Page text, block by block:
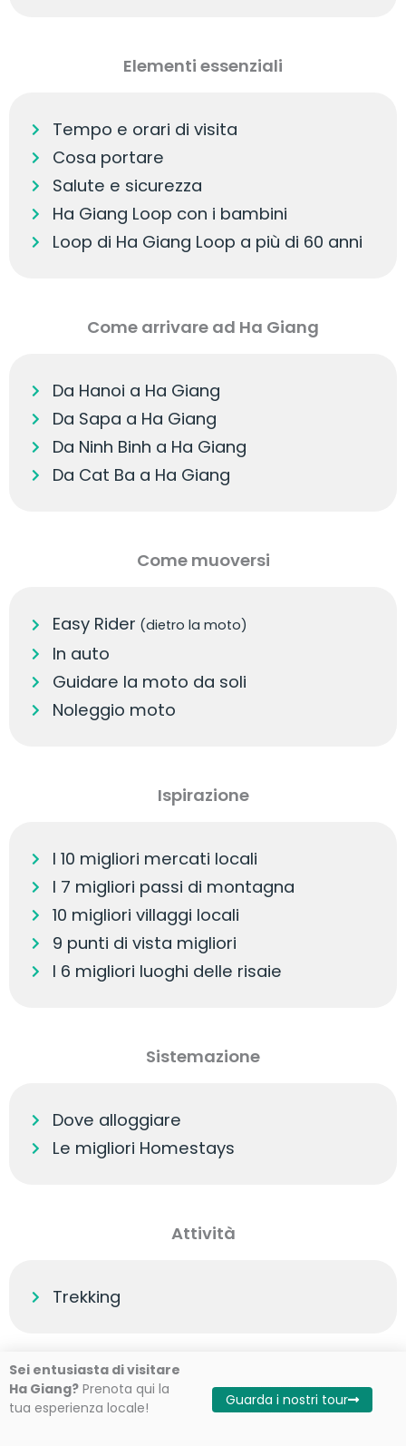
Elementi essenziali
Tempo e orari di visita
Cosa portare
Salute e sicurezza
Ha Giang Loop con i bambini
Loop di Ha Giang Loop a più di 60 anni
Come arrivare ad Ha Giang
Da Hanoi a Ha Giang
Da Sapa a Ha Giang
Da Ninh Binh a Ha Giang
Da Cat Ba a Ha Giang
Come muoversi
Easy Rider (dietro la moto)
In auto
Guidare la moto da soli
Noleggio moto
Ispirazione
I 10 migliori mercati locali
I 7 migliori passi di montagna
10 migliori villaggi locali
9 punti di vista migliori
I 6 migliori luoghi delle risaie
Sistemazione
Dove alloggiare
Le migliori Homestays
Attività
Trekking
Sei entusiasta di visitare
Ha Giang? Prenota qui la
tua esperienza locale!
Guarda i nostri tour